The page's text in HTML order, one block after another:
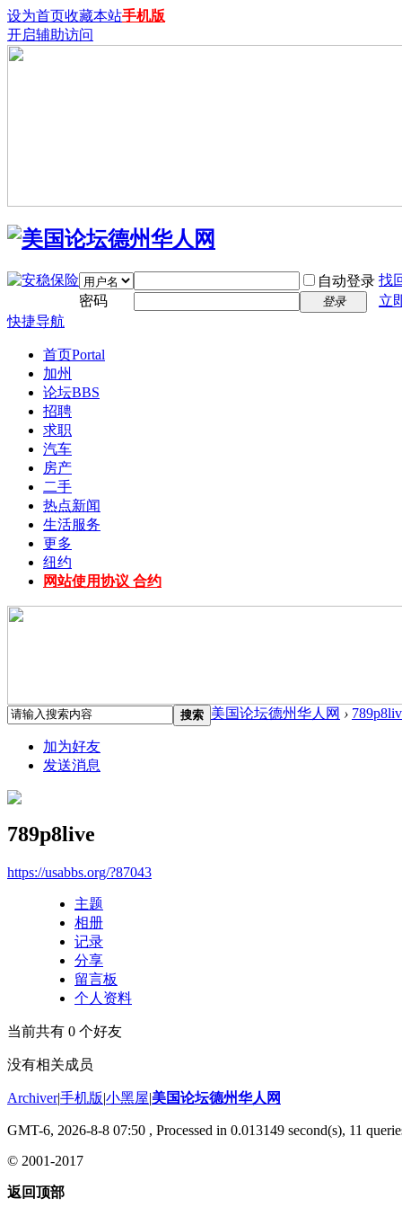
设为首页收藏本站手机版
开启辅助访问
自动登录 找
密码
登录
立
快捷导航
首页Portal
加州
论坛BBS
招聘
求职
汽车
房产
二手
热点新闻
生活服务
更多
纽约
网站使用协议 合约
搜索 美国论坛德州华人网 ›
加为好友
发送消息
789p8live
https://usabbs.org/?87043
主题
相册
记录
分享
留言板
个人资料
当前共有 0 个好友
没有相关成员
Archiver|手机版|小黑屋|美国论坛德州华人网
GMT-6, 2026-8-8 07:50 , Processed in 0.013149 second(s), 11
© 2001-2017
返回顶部